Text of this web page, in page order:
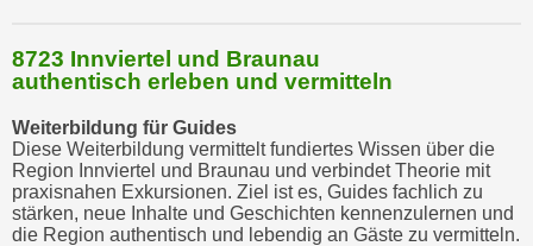
8723 Innviertel und Braunau
authentisch erleben und vermitteln
Weiterbildung für Guides
Diese Weiterbildung vermittelt fundiertes Wissen über die
Region Innviertel und Braunau und verbindet Theorie mit
praxisnahen Exkursionen. Ziel ist es, Guides fachlich zu
stärken, neue Inhalte und Geschichten kennenzulernen und
die Region authentisch und lebendig an Gäste zu vermitteln.